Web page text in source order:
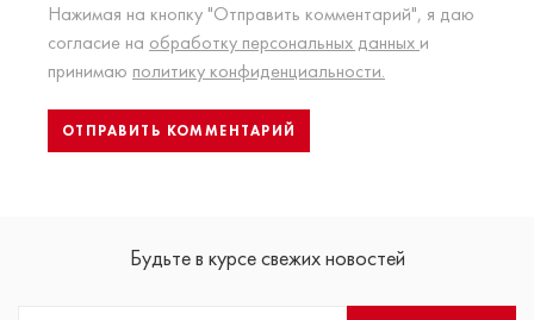
Нажимая на кнопку "Отправить комментарий", я даю
согласие на обработку персональных данных и
принимаю политику конфиденциальности.
Будьте в курсе свежих новостей